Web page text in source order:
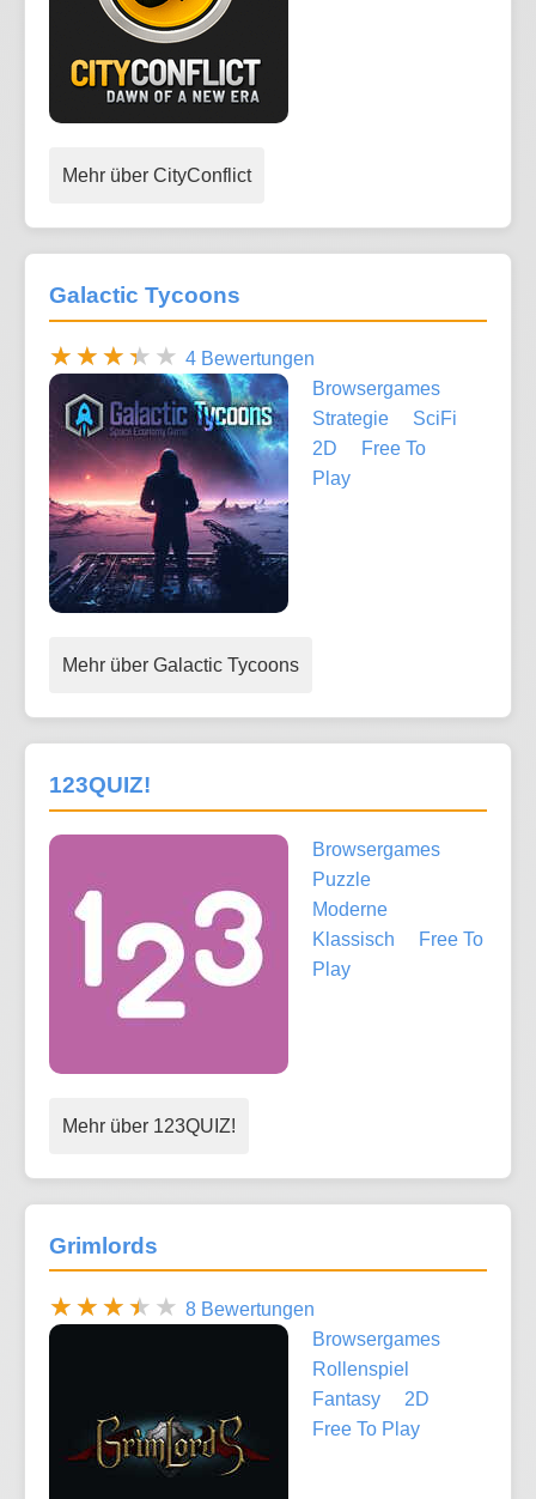
Mehr über CityConflict
Galactic Tycoons
4 Bewertungen
Browsergames
Strategie
SciFi
2D
Free To
Play
Mehr über Galactic Tycoons
123QUIZ!
Browsergames
Puzzle
Moderne
Klassisch
Free To
Play
Mehr über 123QUIZ!
Grimlords
8 Bewertungen
Browsergames
Rollenspiel
Fantasy
2D
Free To Play